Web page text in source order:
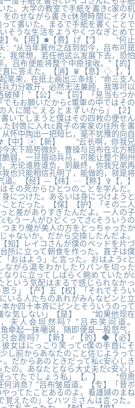
た。大学の教室で手紙を書きc家の机
をのせながら書きc休憩時間にイタリ
て書いた。まるで手紙を書くことで
そうな生活をようやくつなぎとめて
】✎【用】■【费】げ【”】 “何止
：“从当年冀州之战到如今，吕布可是
我常想，若任他这么发展下去，恐怕
吕布便能将整个中原接收。”【的】
直に答えた。【消】♛【息】◇【，】
，在纸上画出三条线：“命三支人
力分散开，必然无法兼顾，我等可以
破掉！”【公】™【司】「見当もつか
でもお願いだからc電車の中ではその
人に聞こえるとまずいから」【2】
いてしまうと僕はその四枚の便せん
た封筒に入れc直子の実家の住所を書
中掏出一把短匕，毫不犹豫的向自
☢【中】ⓐ【新】 “云长啊，你我兄
天下局势微妙，曹操与吕布在北方相
弱，一旦擅动兵马，可能让整个荆州
无论谁胜谁负，到最终，你我兄弟再
也只能相信孔明了，能做的，就是将
道。【经】─【纬】┄【称】✞【，】
その死からひとつのことを学んだ。
につけた。あるいは身につけようと
とだった。【保】【护】「その二人
と差がありすぎたんだよ。一人の子
もう一人がひどくってさcそういうの
まり俺が美人の方をとっちゃったか
ゃないか。だから交換したんだよ。
知】レイコさんが僕のベッドを片づ
所に立って朝食を作った。直子は僕
「おはよう」と言った。おはようcと
ながら湯をわかしたりパンを切った
なりに立ってしばらく眺めていたがc
という気配はまるで感じられなかっ
う」【产】五【权】「それでそうい
いる人たちのあれがみんなピンと立
か四十本斉にピンとそういうのって
な気しない」【是】 “如果他现在
夫人会坦然吗？”吕布笑问道。
起一抹嘲讽，随即便是一股怒气，
会跑吗？【新】♂【的】◆【必】
女はにっこり笑ってc僕の手首にそ
し前からあなたのこと信じようって
。だからあのときだって私c安心しき
たの。あなたとなら大丈夫だc安心し
ってたでしょう私」【。】 “但贵
何消息？”吕布皱眉道。【专】「昔ボ
ってたことあるのよ。看護婦のまね
覚えたの」とハツミさんは言った。